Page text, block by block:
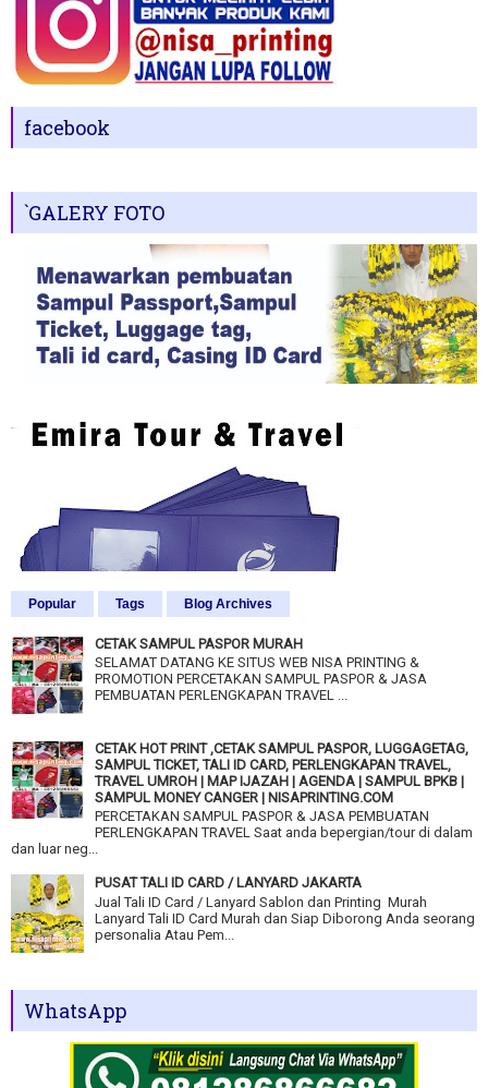
facebook
`GALERY FOTO
Popular Tags Blog Archives
CETAK SAMPUL PASPOR MURAH
SELAMAT DATANG KE SITUS WEB NISA PRINTING &
PROMOTION PERCETAKAN SAMPUL PASPOR & JASA
PEMBUATAN PERLENGKAPAN TRAVEL ...
CETAK HOT PRINT ,CETAK SAMPUL PASPOR, LUGGAGETAG,
SAMPUL TICKET, TALI ID CARD, PERLENGKAPAN TRAVEL,
TRAVEL UMROH | MAP IJAZAH | AGENDA | SAMPUL BPKB |
SAMPUL MONEY CANGER | NISAPRINTING.COM
PERCETAKAN SAMPUL PASPOR & JASA PEMBUATAN
PERLENGKAPAN TRAVEL Saat anda bepergian/tour di dalam
dan luar neg...
PUSAT TALI ID CARD / LANYARD JAKARTA
Jual Tali ID Card / Lanyard Sablon dan Printing Murah
Lanyard Tali ID Card Murah dan Siap Diborong Anda seorang
personalia Atau Pem...
WhatsApp